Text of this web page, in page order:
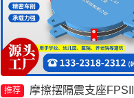
推荐
摩擦摆隔震支座